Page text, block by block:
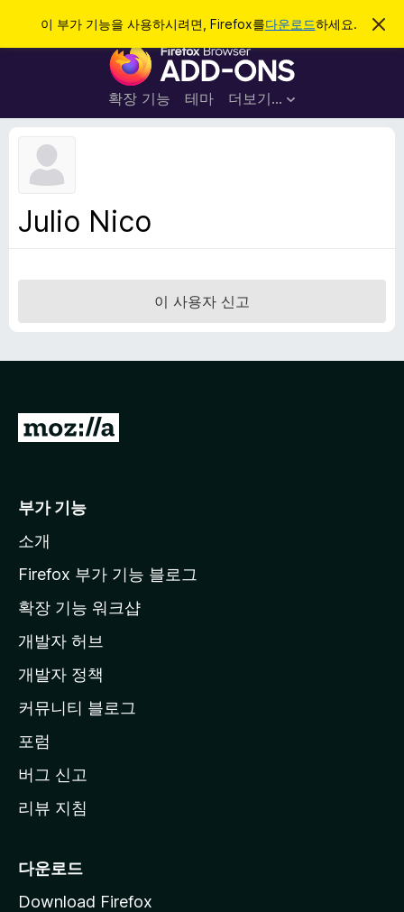
이 부가 기능을 사용하시려면, Firefox를다운로드하세요.
이
림
F
r
e
가
확장 기능 테마 더보기…
로그인
Julio Nico
이 사용자 신고
M
l
a
페
이
지
이
동
부가 기능
소개
Firefox 부가 기능 블로그
확장 기능 워크샵
개발자 허브
개발자 정책
커뮤니티 블로그
포럼
버그 신고
리뷰 지침
다운로드
Download Firefox